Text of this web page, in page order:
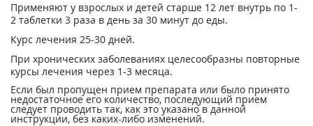
Применяют у взрослых и детей старше 12 лет внутрь по 1-
2 таблетки 3 раза в день за 30 минут до еды.
Курс лечения 25-30 дней.
При хронических заболеваниях целесообразны повторные
курсы лечения через 1-3 месяца.
Если был пропущен прием препарата или было принято
недостаточное его количество, последующий прием
следует проводить так, как это указано в данной
инструкции, без каких-либо изменений.